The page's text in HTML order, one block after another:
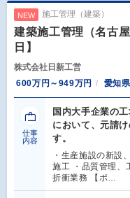
NEW 施工管理（建築）
建築施工管理（名古
日】
株式会社日新工営
600万円～949万円
愛知県
仕事
内容
国内大手企業の
において、元請
す。
・生産施設の新設
施工 ・品質管理、
折衝業務 【ポ…